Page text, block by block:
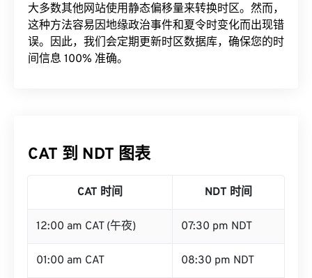
大多数其他网站使用静态偏移量来转换时区。然而，
这种方法容易因地缘政治事件和夏令时变化而出现错
误。因此，我们会定期更新时区数据库，确保您的时
间信息 100% 准确。
CAT 到 NDT 图表
CAT 时间 NDT 时间
12:00 am CAT (午夜) 07:30 pm NDT
01:00 am CAT 08:30 pm NDT